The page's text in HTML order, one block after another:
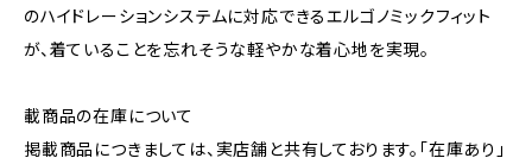
のハイドレーションシステムに対応できるエルゴノミックフィット
が、着ていることを忘れそうな軽やかな着心地を実現。
載商品の在庫について
掲載商品につきましては、実店舗と共有しております。「在庫あり」